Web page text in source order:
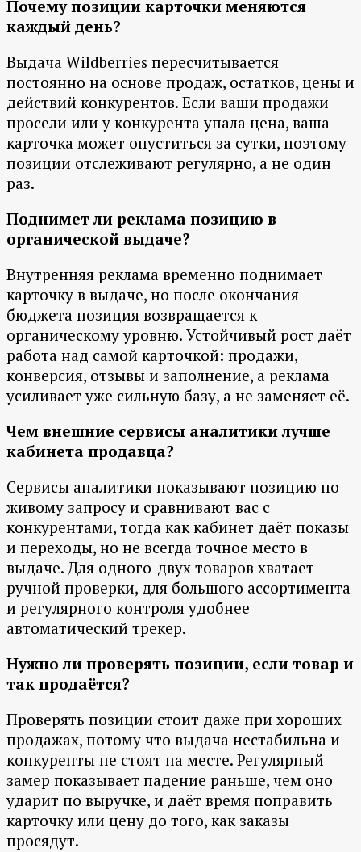
Почему позиции карточки меняются
каждый день?
Выдача Wildberries пересчитывается
постоянно на основе продаж, остатков, цены и
действий конкурентов. Если ваши продажи
просели или у конкурента упала цена, ваша
карточка может опуститься за сутки, поэтому
позиции отслеживают регулярно, а не один
раз.
Поднимет ли реклама позицию в
органической выдаче?
Внутренняя реклама временно поднимает
карточку в выдаче, но после окончания
бюджета позиция возвращается к
органическому уровню. Устойчивый рост даёт
работа над самой карточкой: продажи,
конверсия, отзывы и заполнение, а реклама
усиливает уже сильную базу, а не заменяет её.
Чем внешние сервисы аналитики лучше
кабинета продавца?
Сервисы аналитики показывают позицию по
живому запросу и сравнивают вас с
конкурентами, тогда как кабинет даёт показы
и переходы, но не всегда точное место в
выдаче. Для одного-двух товаров хватает
ручной проверки, для большого ассортимента
и регулярного контроля удобнее
автоматический трекер.
Нужно ли проверять позиции, если товар и
так продаётся?
Проверять позиции стоит даже при хороших
продажах, потому что выдача нестабильна и
конкуренты не стоят на месте. Регулярный
замер показывает падение раньше, чем оно
ударит по выручке, и даёт время поправить
карточку или цену до того, как заказы
просядут.